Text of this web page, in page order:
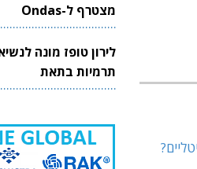
מצטרף ל-Ondas
לירון טופז מונה
תרמיות בתאת